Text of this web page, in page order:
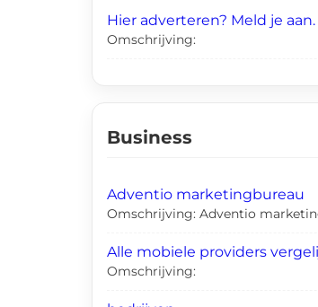
Hier adverteren? Meld je aan.
Omschrijving:
Business
Adventio marketingbureau
Omschrijving: Adventio
Alle mobiele providers
Omschrijving: